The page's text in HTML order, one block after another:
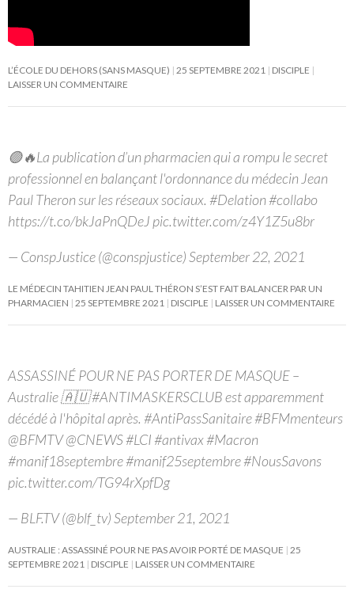
L’ÉCOLE DU DEHORS (SANS MASQUE) 25 SEPTEMBRE 2021 DISCIPLE
LAISSER UN COMMENTAIRE
🟢🔥La publication d’un pharmacien qui a rompu le secret
professionnel en balançant l'ordonnance du médecin Jean
Paul Theron sur les réseaux sociaux. #Delation #collabo
https://t.co/bkJaPnQDeJ pic.twitter.com/z4Y1Z5u8br
— ConspJustice (@conspjustice) September 22, 2021
LE MÉDECIN TAHITIEN JEAN PAUL THÉRON S’EST FAIT BALANCER PAR UN
PHARMACIEN 25 SEPTEMBRE 2021 DISCIPLE LAISSER UN COMMENTAIRE
ASSASSINÉ POUR NE PAS PORTER DE MASQUE –
Australie 🇦🇺 #ANTIMASKERSCLUB est apparemment
décédé à l'hôpital après. #AntiPassSanitaire #BFMmenteurs
@BFMTV @CNEWS #LCI #antivax #Macron
#manif18septembre #manif25septembre #NousSavons
pic.twitter.com/TG94rXpfDg
— BLF.TV (@blf_tv) September 21, 2021
AUSTRALIE : ASSASSINÉ POUR NE PAS AVOIR PORTÉ DE MASQUE 25
SEPTEMBRE 2021 DISCIPLE LAISSER UN COMMENTAIRE